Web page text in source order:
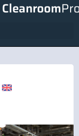
Cleanroom